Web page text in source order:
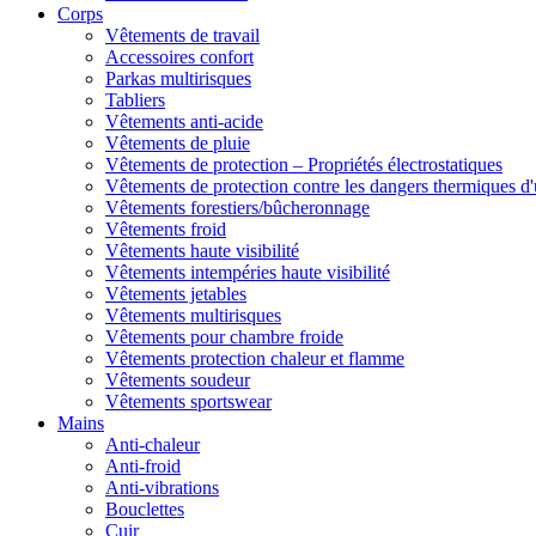
Corps
Vêtements de travail
Accessoires confort
Parkas multirisques
Tabliers
Vêtements anti-acide
Vêtements de pluie
Vêtements de protection – Propriétés électrostatiques
Vêtements de protection contre les dangers thermiques
Vêtements forestiers/bûcheronnage
Vêtements froid
Vêtements haute visibilité
Vêtements intempéries haute visibilité
Vêtements jetables
Vêtements multirisques
Vêtements pour chambre froide
Vêtements protection chaleur et flamme
Vêtements soudeur
Vêtements sportswear
Mains
Anti-chaleur
Anti-froid
Anti-vibrations
Bouclettes
Cuir